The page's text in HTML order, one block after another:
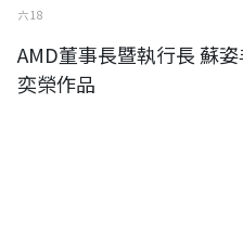
六 18
AMD董事長暨執行長 蘇
奕榮作品